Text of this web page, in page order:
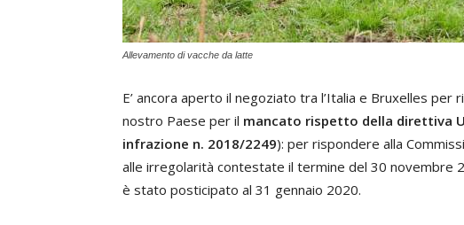
Allevamento di vacche da latte
E’ ancora aperto il negoziato tra l’Italia e Bruxelles
nostro Paese per il mancato rispetto della direttiva
infrazione n. 2018/2249): per rispondere alla
alle irregolarità contestate il termine del 30 novembre
è stato posticipato al 31 gennaio 2020.